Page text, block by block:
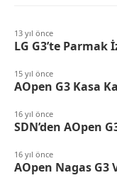
13 yıl önce
LG G3’te
15 yıl önce
AOpen G3 Kasa
16 yıl önce
SDN’den AOpen
16 yıl önce
AOpen Nagas G3